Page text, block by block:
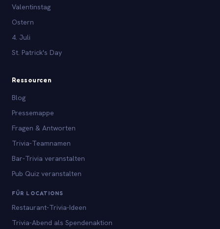
Valentinstag
Ostern
4. Juli
St. Patrick's Day
Ressourcen
Blog
Pressemappe
Fragen & Antworten
Trivia-Teamnamen
Bar-Trivia veranstalten
Pub Quiz veranstalten
FÜR LOCATIONS
Restaurant-Trivia-Ideen
Trivia-Abend als Spendenaktion